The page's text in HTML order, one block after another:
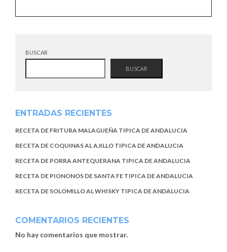
BUSCAR
BUSCAR
ENTRADAS RECIENTES
RECETA DE FRITURA MALAGUEÑA TIPICA DE ANDALUCIA
RECETA DE COQUINAS AL AJILLO TIPICA DE ANDALUCIA
RECETA DE PORRA ANTEQUERANA TIPICA DE ANDALUCIA
RECETA DE PIONONOS DE SANTA FE TIPICA DE ANDALUCIA
RECETA DE SOLOMILLO AL WHISKY TIPICA DE ANDALUCIA
COMENTARIOS RECIENTES
No hay comentarios que mostrar.